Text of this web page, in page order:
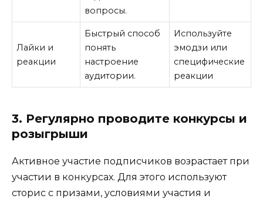
вопросы.
Лайки и
реакции
Быстрый способ
понять
настроение
аудитории.
Используйте
эмодзи или
специфические
реакции
3. Регулярно проводите конкурсы и
розыгрыши
Активное участие подписчиков возрастает при
участии в конкурсах. Для этого используют
сторис с призами, условиями участия и